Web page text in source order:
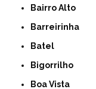
Bairro Alto
Barreirinha
Batel
Bigorrilho
Boa Vista